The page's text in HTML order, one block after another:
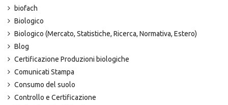
biofach
Biologico
Biologico (Mercato, Statistiche, Ricerca, Normativa, Estero)
Blog
Certificazione Produzioni biologiche
Comunicati Stampa
Consumo del suolo
Controllo e Certificazione